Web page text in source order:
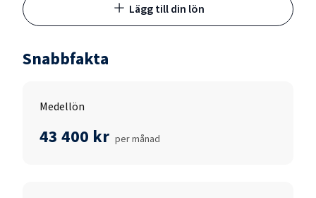
Lägg till din lön
Snabbfakta
Medellön
43 400 kr per månad